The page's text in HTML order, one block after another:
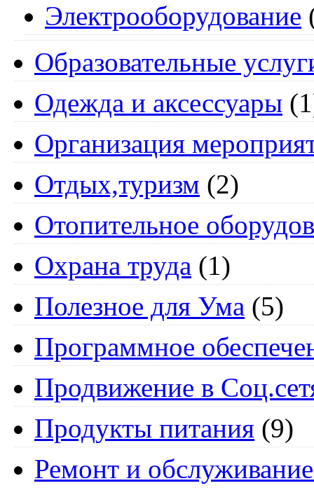
Электрооборудование
Образовательные
Одежда и аксессуары
Организация
Отдых,туризм (2)
Отопительное
Охрана труда (1)
Полезное для Ума (5)
Программное
Продвижение в
Продукты питания (9)
Ремонт и